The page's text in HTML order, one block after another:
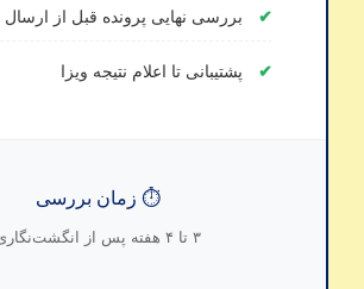
بررسی نهایی پرونده قبل از ارسال
پشتیبانی تا اعلام نتیجه ویزا
⏱️ زمان بررسی
۳ تا ۴ هفته پس از انگشت‌نگاری